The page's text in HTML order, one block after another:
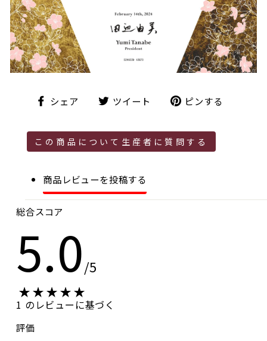
シェア ツイート
ト
ピンする
この商品について生産者に質問する
商品レビューを投稿する
総合スコア
5.0/5
1 のレビューに基づく
評価